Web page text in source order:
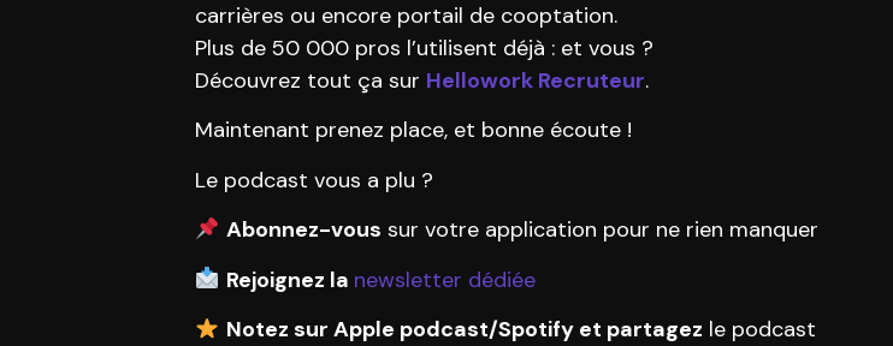
carrières ou encore portail de cooptation.
Plus de 50 000 pros l’utilisent déjà : et vous ?
Découvrez tout ça sur Hellowork Recruteur.
Maintenant prenez place, et bonne écoute !
Le podcast vous a plu ?
Abonnez-vous sur votre application pour ne rien manquer
Rejoignez la newsletter dédiée
Notez sur Apple podcast/Spotify et partagez le podcast